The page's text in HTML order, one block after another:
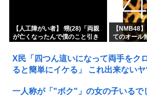
【人工障がい者】 甥(28)「両親
が亡くなったんで僕のこと引き
んでいい年したヒキニートを引
き取らなきゃいけないんだ...
【NMB48
てのオール
X民「四つん這いになって両手をク
ると簡単にイケる」 これ出来ないヤ
一人称が「"ボク"」の女の子いるで